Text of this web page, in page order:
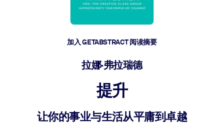
培养您的员工应对未来挑战所需的技能。
将简短且经过验证的知识引入您的 LMS/LXP，以获得更强的学习效
加入 GETABSTRACT 阅读摘要
拉娜·弗拉瑞德
提升
让你的事业与生活从平庸到卓越